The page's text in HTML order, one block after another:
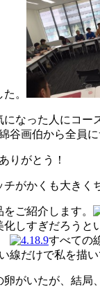
。
なった人にコ
谷画伯から全員に
りがとう！
がかくも大きく
ご紹介します。
しすぎだろう
すべての
線だけで私を描
がいたが、結